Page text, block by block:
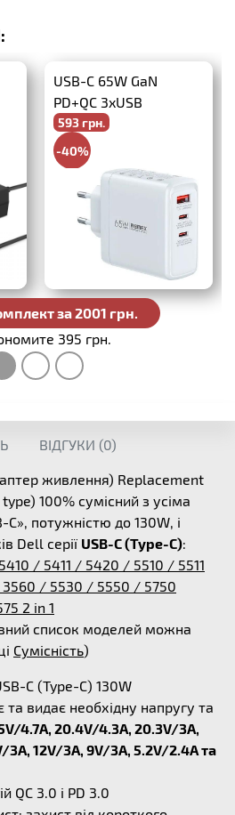
USB-C 65W GaN
PD+QC 3xUSB
593 грн.
-40%
988 грн.
за 2001 грн.
395 грн.
ВІДГУКИ (0)
живлення) Replacement
100% сумісний з усіма
C», потужністю до 130W, і
Dell серії USB-C (Type-C):
/ 5411 / 5420 / 5510 / 5511
/ 5530 / 5550 / 5750
2 in 1
список моделей можна
Сумісність)
C (Type-C) 130W
видає необхідну напругу та
4.7A, 20.4V/4.3A, 20.3V/3A,
3A, 12V/3A, 9V/3A, 5.2V/2.4A та
QC 3.0 і PD 3.0